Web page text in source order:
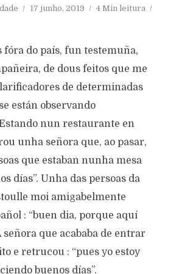
17 junho, 2019
4 Min leitura
fóra do país, fun testemuña,
de dous feitos que me
de determinadas
están observando
nun restaurante en
unha señora que, ao pasar,
que estaban nunha mesa
días”. Unha das persoas da
moi amigabelmente
: “buen dia, porque aquí
señora que acababa de entrar
e retrucou : “pues yo estoy
buenos días”.